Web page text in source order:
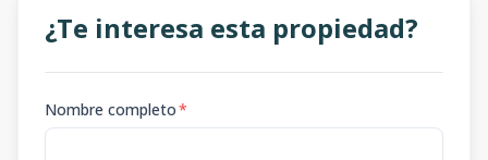
¿Te interesa esta propiedad?
Nombre completo*